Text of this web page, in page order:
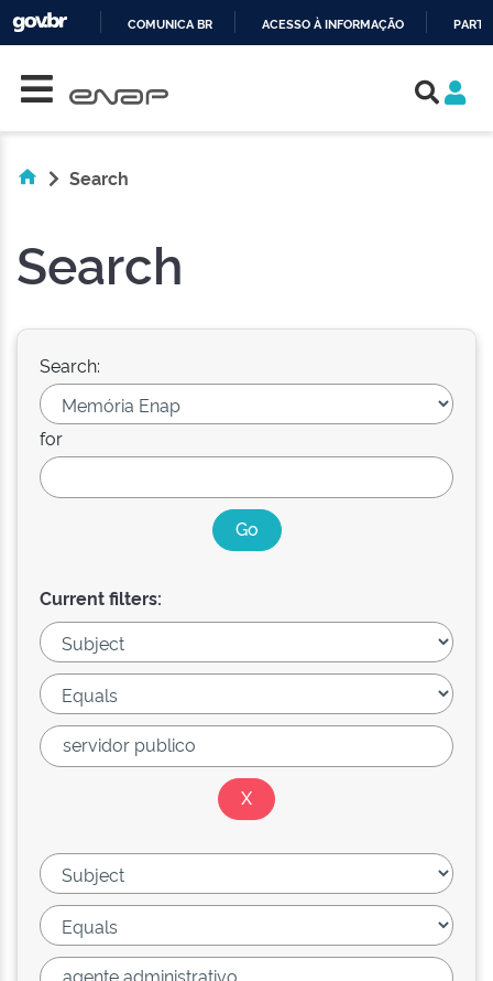
COMUNICA BR ACESSO À INFORMAÇÃO
Search
Search
Search:
for
Current filters: